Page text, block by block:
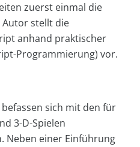
zuerst einmal die
Autor stellt die
anhand praktischer
Programmierung) vor.
sich mit den für
3-D-Spielen
Neben einer Einführung